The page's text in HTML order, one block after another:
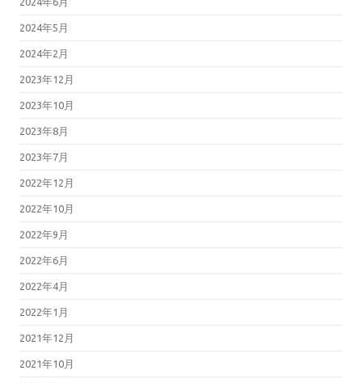
2024年5月
2024年2月
2023年12月
2023年10月
2023年8月
2023年7月
2022年12月
2022年10月
2022年9月
2022年6月
2022年4月
2022年1月
2021年12月
2021年10月